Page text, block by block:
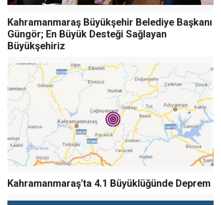
Kahramanmaraş Büyükşehir Belediye Başkanı
Güngör; En Büyük Desteği Sağlayan
Büyükşehiriz
Kahramanmaraş'ta 4.1 Büyüklüğünde Deprem